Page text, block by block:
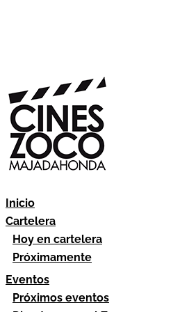
Inicio
Cartelera
Hoy en cartelera
Próximamente
Eventos
Próximos eventos